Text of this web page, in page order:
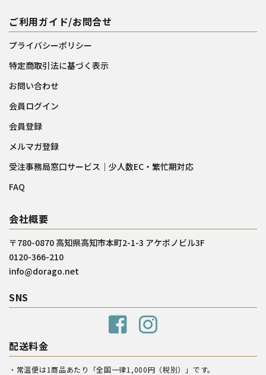
ご利用ガイド/お問合せ
プライバシーポリシー
特定商取引法に基づく表示
お問い合わせ
会員ログイン
会員登録
メルマガ登録
受注事務局窓口サービス｜少人数EC・繁忙期対応
FAQ
会社概要
〒780-0870 高知県高知市本町2-1-3 アケボノビル3F
0120-366-210
info@dorago.net
SNS
配送料金
・常温便は1商品あたり「全国一律1,000円（税別）」です。